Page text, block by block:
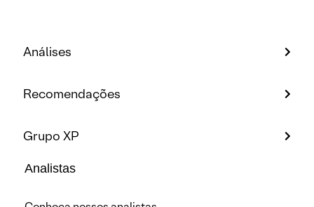
Análises
Recomendações
Grupo XP
Analistas